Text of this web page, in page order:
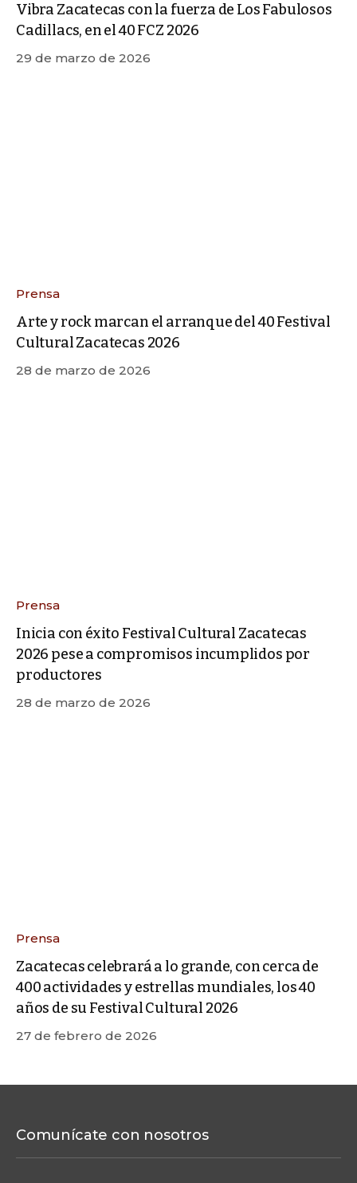
Vibra Zacatecas con la fuerza de Los Fabulosos
Cadillacs, en el 40 FCZ 2026
29 de marzo de 2026
Prensa
Arte y rock marcan el arranque del 40 Festival
Cultural Zacatecas 2026
28 de marzo de 2026
Prensa
Inicia con éxito Festival Cultural Zacatecas
2026 pese a compromisos incumplidos por
productores
28 de marzo de 2026
Prensa
Zacatecas celebrará a lo grande, con cerca de
400 actividades y estrellas mundiales, los 40
años de su Festival Cultural 2026
27 de febrero de 2026
Comunícate con nosotros